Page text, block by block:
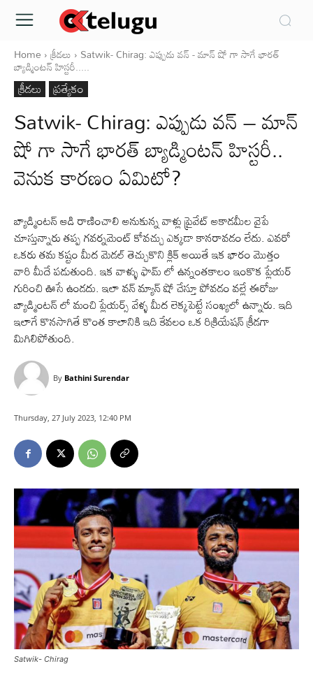
Home క్రీడలు Satwik- Chirag: ఎప్పుడు వన్ - మాన్ షో గా సాగే భారత్
బ్యాడ్మింటన్ హిస్టరీ.....
క్రీడలు ప్రత్యేకం
Satwik- Chirag: ఎప్పుడు వన్ – మాన్
షో గా సాగే భారత్ బ్యాడ్మింటన్ హిస్టరీ..
వెనుక కారణం ఏమిటో?
బ్యాడ్మింటన్ ఆడి రాణించాలి అనుకున్న వాళ్లు ప్రైవేట్ అకాడమీల వైపే
చూస్తున్నారు తప్ప గవర్నమెంట్ కోవచ్చు ఎక్కడా కానరావడం లేదు. ఎవరో
ఒకరు తమ కష్టం మీద మెడల్ తెచ్చుకొని క్లిక్ అయితే ఇక భారం మొత్తం
వారి మీదే పడుతుంది. ఇక వాళ్ళు ఫామ్ లో ఉన్నంతకాలం ఇంకొక ప్లేయర్
గురించి ఊసే ఉండదు. ఇలా వన్ మ్యాన్ షో చేస్తూ పోవడం వల్లే ఈరోజు
బ్యాడ్మింటన్ లో మంచి ప్లేయర్స్ వేళ్ళ మీద లెక్కపెట్టే సంఖ్యలో ఉన్నారు. ఇది
ఇలాగే కొనసాగితే కొంత కాలానికి ఇది కేవలం ఒక రిక్రియేషన్ క్రీడగా
మిగిలిపోతుంది.
By Bathini Surendar
Thursday, 27 July 2023, 12:40 PM
Satwik- Chirag